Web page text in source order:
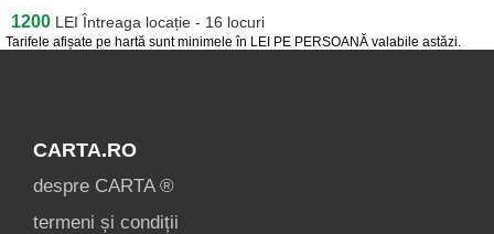
Tarifele afișate pe hartă sunt minimele în LEI PE PERSOANĂ valabile astăzi.
1200 LEI Întreaga locație - 16 locuri
CARTA.RO
despre CARTA ®
termeni și condiții